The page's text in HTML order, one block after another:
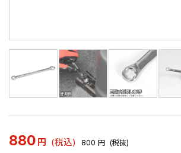
880 円 (税込) 800 円 (税抜)